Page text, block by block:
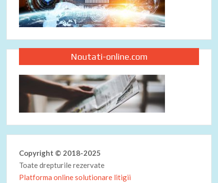
Noutati-online.com
Copyright © 2018-2025
Toate drepturile rezervate
Platforma online solutionare litigii